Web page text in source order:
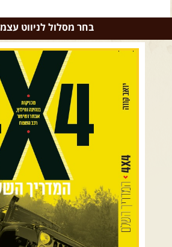
אודות יואב קווה והאתר שבילים
בחר מסלול לניווט
רמת הגולן וגליל עליון
כרמל ורמות מנשה
בקעת הירדן והשומרון
השרון ומישור החוף
הרי ירושלים והשפלה
מדבר יהודה וים המלח
צפון ומערב הנגב
הר הנגב והערבה
רכב שטח רך רכב שטח קשוח